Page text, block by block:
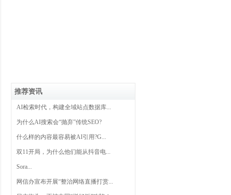
推荐资讯
AI检索时代，构建全域站点数据库...
为什么AI搜索会“抛弃”传统SEO?
什么样的内容最容易被AI引用?G...
双11开局，为什么他们能从抖音电...
Sora...
网信办宣布开展“整治网络直播打赏...